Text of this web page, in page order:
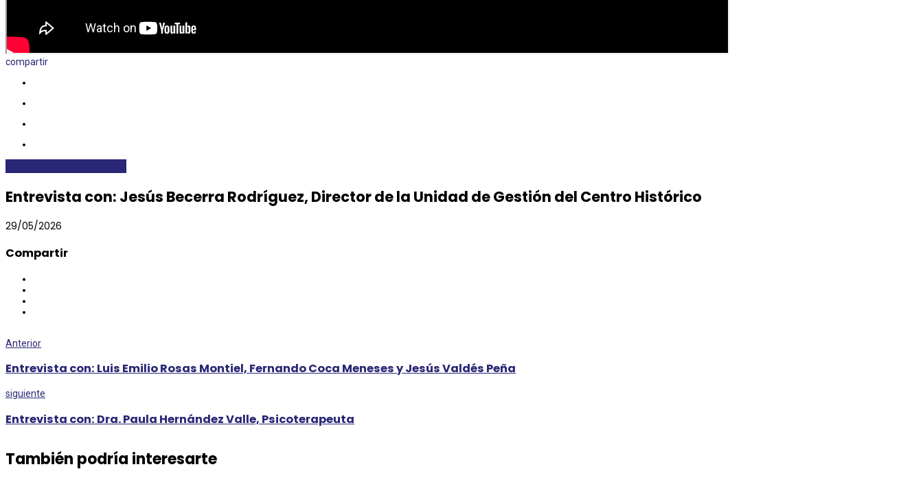
compartir
Entrevista con: Jesús Becerra Rodríguez, Director de la Unidad de Gestión del Centro Histórico
29/05/2026
Compartir
Anterior
Entrevista con: Luis Emilio Rosas Montiel, Fernando Coca Meneses y Jesús Valdés Peña
siguiente
Entrevista con: Dra. Paula Hernández Valle, Psicoterapeuta
También podría interesarte